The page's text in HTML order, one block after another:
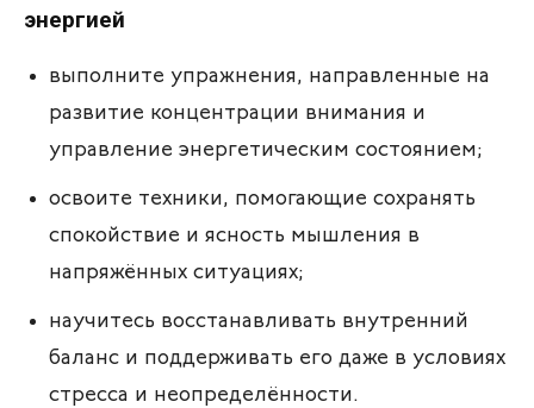
энергией
выполните упражнения, направленные на
развитие концентрации внимания и
управление энергетическим состоянием;
освоите техники, помогающие сохранять
спокойствие и ясность мышления в
напряжённых ситуациях;
научитесь восстанавливать внутренний
баланс и поддерживать его даже в условиях
стресса и неопределённости.